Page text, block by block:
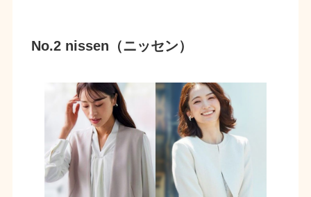
No.2 nissen（ニッセン）